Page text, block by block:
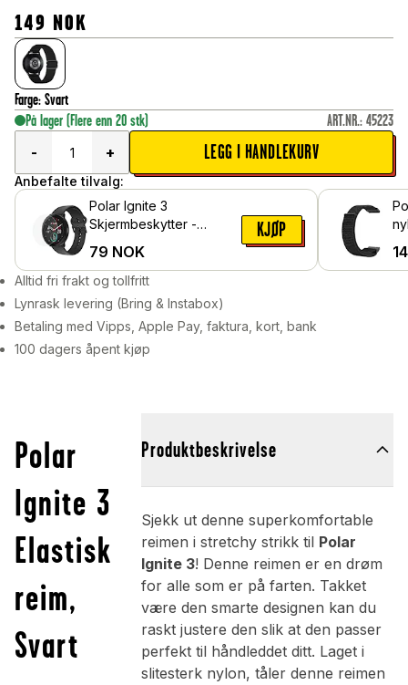
149 NOK
Farge: Svart
På lager (Flere enn 20 stk) ART.NR.: 45223
-
+ LEGG I HANDLEKURV
Anbefalte tilvalg:
Polar Ignite 3
Skjermbeskytter -
79 NOK
KJØP
Alltid fri frakt og tollfritt
Lynrask levering (Bring & Instabox)
Betaling med Vipps, Apple Pay, faktura, kort, bank
100 dagers åpent kjøp
Polar
Ignite 3
Elastisk
reim,
Svart
Produktbeskrivelse
Sjekk ut denne superkomfortable
reimen i stretchy strikk til Polar
Ignite 3! Denne reimen er en drøm
for alle som er på farten. Takket
være den smarte designen kan du
raskt justere den slik at den passer
perfekt til håndleddet ditt. Laget i
slitesterk nylon, tåler denne reimen